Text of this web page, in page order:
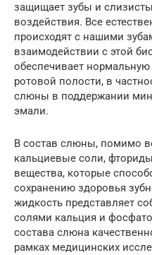
защищает зубы и
воздействия. Все
происходят с нашими
взаимодействии с этой
обеспечивает нормальную
ротовой полости, в
слюны в поддержании
эмали.
В состав слюны, помимо
кальциевые соли,
вещества, которые
сохранению здоровья
жидкость представляет
солями кальция и
состава слюна
рамках медицинских